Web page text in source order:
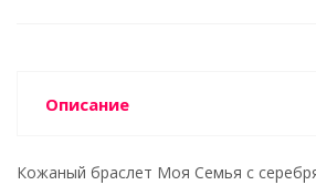
Описание
Кожаный браслет Моя Семья с